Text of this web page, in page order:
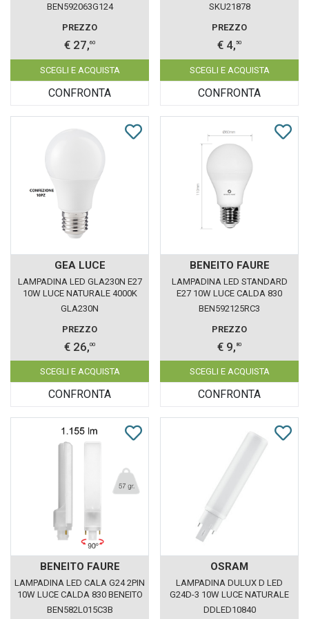
BENEITO FAURE
BEN592063G124
PREZZO
€ 27,60
SCEGLI E ACQUISTA
CONFRONTA
SKU21878
PREZZO
€ 4,50
SCEGLI E ACQUISTA
CONFRONTA
GEA LUCE
LAMPADINA LED GLA230N E27
10W LUCE NATURALE 4000K
GEALED BOX 10 PEZZI
GLA230N
PREZZO
€ 26,00
SCEGLI E ACQUISTA
CONFRONTA
BENEITO FAURE
LAMPADINA LED STANDARD
E27 10W LUCE CALDA 830
BENEITO FAURE DIMMERABILE
BEN592125RC3
PREZZO
€ 9, 80
SCEGLI E ACQUISTA
CONFRONTA
BENEITO FAURE
LAMPADINA LED CALA G24 2PIN
10W LUCE CALDA 830 BENEITO
FAURE
BEN582L015C3B
OSRAM
LAMPADINA DULUX D LED
G24D-3 10W LUCE NATURALE
840 LEDVANCE OSRAM
DDLED10840